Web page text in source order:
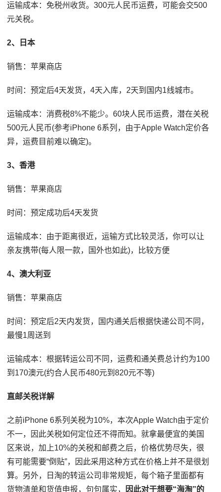
运输成本：免税州收货。300元人民币运费，可能会交500
元关税。
2、日本
销售：苹果商店
时间：预定后4天发货，4天入库，2天到国内1线城市。
运输成本：消费税8%不能少。60块人民币运费，潜在关税
500元人民币(参考iPhone 6系列，由于Apple Watch定价各
异，运费目前难以确定)。
3、香港
销售：苹果商店
时间：预定成功后4天发货
运输成本：由于距离很近，运输方式比较灵活，你可以让
亲友携带(每人限一款，国外也如此)，比较方便
4、澳大利亚
销售：苹果商店
时间：预定后2天内发货，国内通关后根据快递公司不同，
最慢1周送到
运输成本：根据转运公司不同，运费和通关费总计约为100
到170澳元(约合人民币480元到820元不等)
直邮关税详解
之前iPhone 6系列关税为10%，本次Apple Watch由于定价
不一，因此关税如何定位还不得而知。就拿最便宜的美国
区来说，加上10%的关税和邮费之后，价格优势尽失，很
有可能需要“倒贴”，因此采用这种方式在价格上并不是很划
算。另外，日淘的转运公司非常规矩，每个箱子里面都有
货物清单和货值申报，句句属实，
因此对于想要“海淘”的